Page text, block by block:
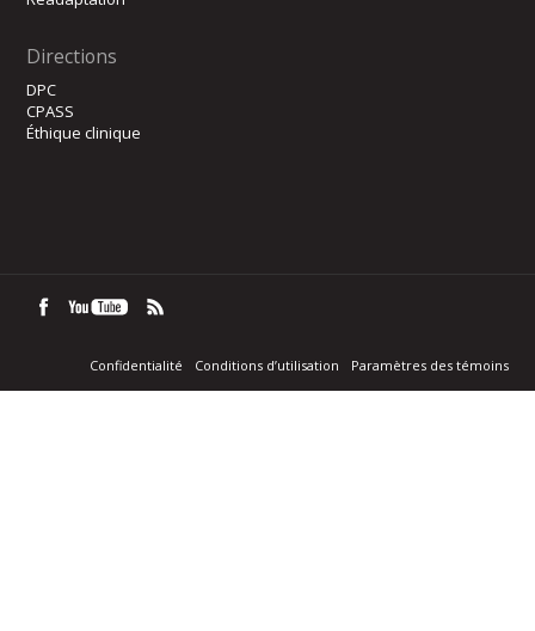
Directions
DPC
CPASS
Éthique clinique
Confidentialité Conditions d’utilisation Paramètres des témoins